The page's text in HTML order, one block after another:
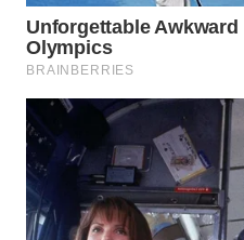
WN
LABUANBAJO
WN
BORNEO
Wahana
Media
Group